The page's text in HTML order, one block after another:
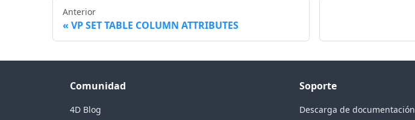
Anterior
VP SET TABLE COLUMN ATTRIBUTES
Comunidad
4D Blog
Soporte
Descarga de documentación